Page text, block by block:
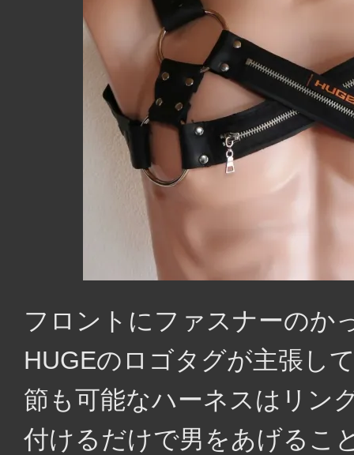
フロントにファスナーのか
HUGEのロゴタグが主張し
節も可能なハーネスはリン
付けるだけで男をあげるこ